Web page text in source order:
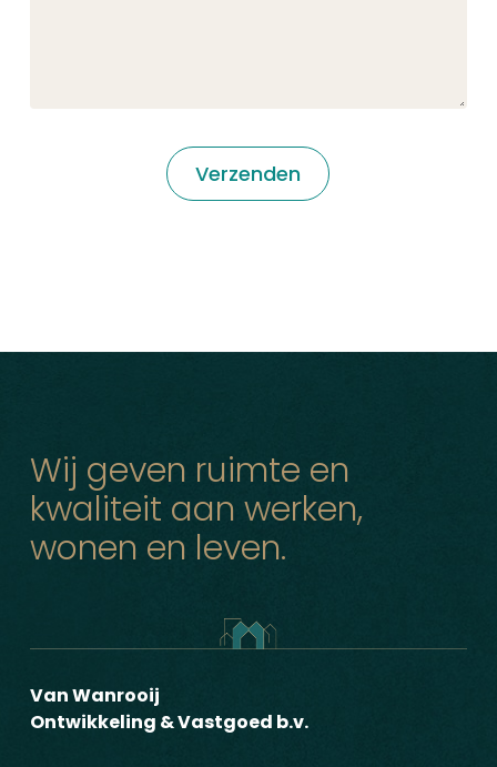
Wij geven ruimte en
kwaliteit aan werken,
wonen en leven.
Van Wanrooij
Ontwikkeling & Vastgoed b.v.